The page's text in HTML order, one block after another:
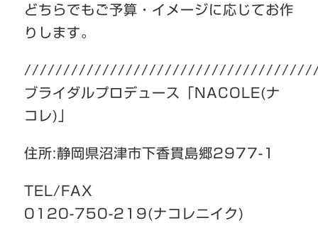
どちらでもご予算・イメージに応じてお作
りします。
ブライダルプロデュース「NACOLE(ナ
コレ)」
住所:静岡県沼津市下香貫島郷2977-1
TEL/FAX
0120-750-219(ナコレニイク)